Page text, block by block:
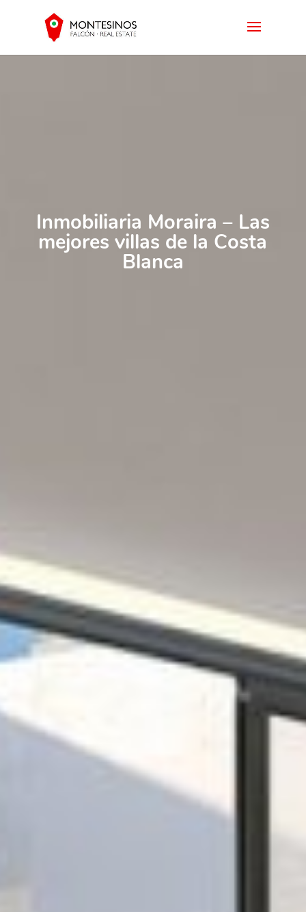
Inmobiliaria Moraira – Las
mejores villas de la Costa
Blanca